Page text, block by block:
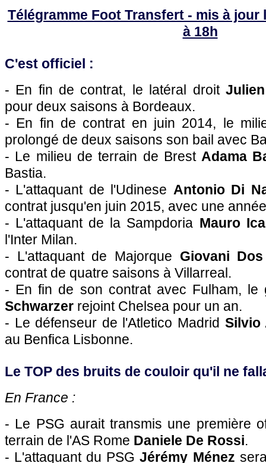
Télégramme Foot Transfert - mis à jour
à 18h
C'est officiel :
- En fin de contrat, le latéral droit
pour deux saisons à Bordeaux.
- En fin de contrat en juin 2014, le
prolongé de deux saisons son bail avec
- Le milieu de terrain de Brest Adama
Bastia.
- L'attaquant de l'Udinese Antonio Di
contrat jusqu'en juin 2015, avec une
- L'attaquant de la Sampdoria Mauro
l'Inter Milan.
- L'attaquant de Majorque Giovani
contrat de quatre saisons à Villarreal.
- En fin de son contrat avec Fulham,
Schwarzer rejoint Chelsea pour un an.
- Le défenseur de l'Atletico Madrid Silvio
au Benfica Lisbonne.
Le TOP des bruits de couloir qu'il ne
En France :
- Le PSG aurait transmis une première
terrain de l'AS Rome Daniele De Rossi.
- L'attaquant du PSG Jérémy Ménez